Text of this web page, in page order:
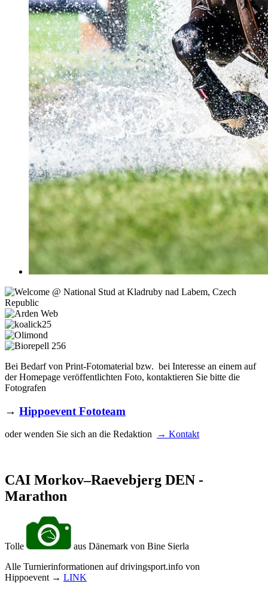
Bei Bedarf von Print-Fotomaterial bzw. bei Interesse an einem auf
der Homepage veröffentlichten Foto, kontaktieren Sie bitte die
Fotografen
→ Hippoevent Fototeam
oder wenden Sie sich an die Redaktion → Kontakt
CAI Morkov–Raevebjerg DEN -
Marathon
Tolle
aus Dänemark von Bine Sierla
Alle Turnierinformationen auf drivingsport.info von
Hippoevent → LINK